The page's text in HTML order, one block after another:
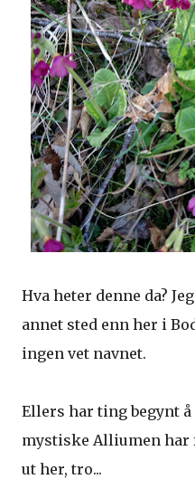
Hva heter denne da?
annet sted enn her i
ingen vet navnet.
Ellers har ting begynt å
mystiske Alliumen har
ut her, tro...